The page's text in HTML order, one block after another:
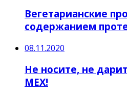
Вегетарианские
содержанием
08.11.2020
Не носите, не
МЕХ!